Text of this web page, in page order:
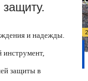
и надежды.
инструмент,
защиты в